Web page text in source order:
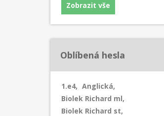
Zobrazit vše
Oblíbená hesla
1.e4, Anglická,
Biolek Richard ml,
Biolek Richard st,